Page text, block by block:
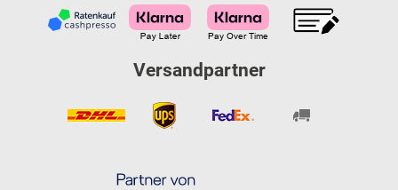
Versandpartner